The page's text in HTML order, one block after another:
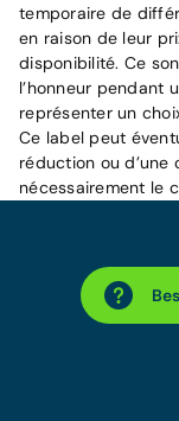
temporaire de
en raison de leur
disponibilité. Ce
l’honneur pendant
représenter un
Ce label peut
réduction ou d’une
nécessairement le